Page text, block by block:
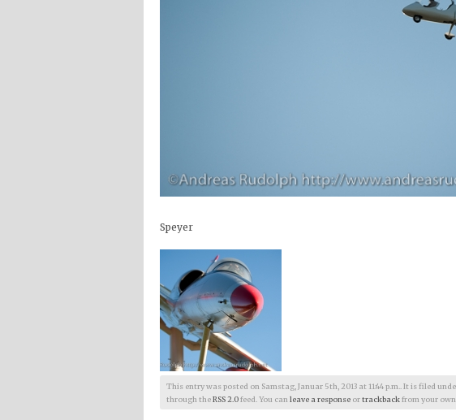
Speyer
This entry was posted on Samstag, Januar 5th, 2013 at 11:44 p.m.. It is filed
through theRSS 2.0feed. You can leave a response ortrackbackfrom your